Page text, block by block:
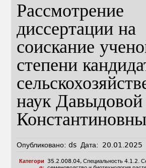
Рассмотрение
диссертации на
соискание
степени
наук
Константиновны
Опубликовано: ds Дата: 20.01.2025
Категори
35.2.008.04, Специальность 4.1.2.